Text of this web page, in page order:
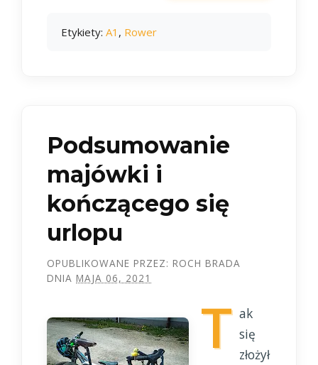
Etykiety: A1 , Rower
Podsumowanie
majówki i
kończącego się
urlopu
OPUBLIKOWANE PRZEZ: ROCH BRADA
DNIA MAJA 06, 2021
T ak
się
złożył